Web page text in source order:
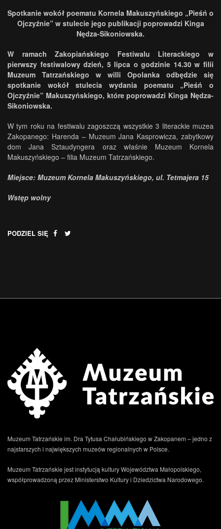
Spotkanie wokół poematu Kornela Makuszyńskiego „Pieśń o
Ojczyźnie” w stulecie jego publikacji poprowadzi Kinga
Nędza-Sikoniowska.
W ramach Zakopiańskiego Festiwalu Literackiego w
pierwszy festiwalowy dzień, 5 lipca o godzinie 14.30 w filii
Muzeum Tatrzańskiego w willi Opolanka odbędzie się
spotkanie wokół stulecia wydania poematu „Pieśń o
Ojczyźnie” Makuszyńskiego, które poprowadzi Kinga Nędza-
Sikoniowska.
W tym roku na festiwalu zagoszczą wszystkie 3 literackie muzea
Zakopanego: Harenda – Muzeum Jana Kasprowicza, zabytkowy
dom Jana Sztaudyngera oraz właśnie Muzeum Kornela
Makuszyńskiego – filia Muzeum Tatrzańskiego.
Miejsce: Muzeum Kornela Makuszyńskiego, ul. Tetmajera 15
Wstęp wolny
PODZIEL SIĘ
Muzeum Tatrzańskie im. Dra Tytusa Chałubińskiego w Zakopanem – jedno z
najstarszych i największych muzeów regionalnych w Polsce.
Muzeum Tatrzańskie jest instytucją kultury Województwa Małopolskiego,
współprowadzoną przez Ministerstwo Kultury i Dziedzictwa Narodowego.